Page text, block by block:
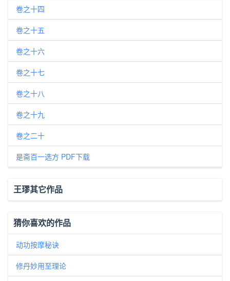
卷之十四
卷之十五
卷之十六
卷之十七
卷之十八
卷之十九
卷之二十
是斋百一选方 PDF下载
王璆其它作品
猜你喜欢的作品
动功按摩秘诀
修丹妙用至理论